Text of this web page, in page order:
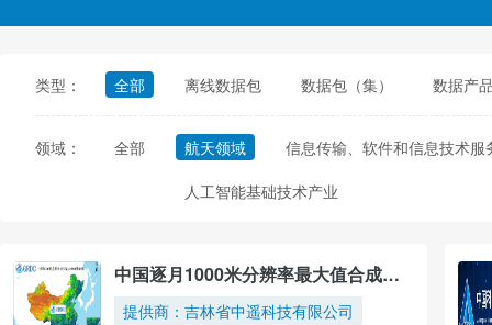
类型： 全部 离线数据包 数据包（集） 数据产
领域： 全部 航天领域
信息传输、软件和信息技术服
人工智能基础技术产业
中国逐月1000米分辨率最大值合成
NDVI数据集
提供商：吉林省中遥科技有限公司